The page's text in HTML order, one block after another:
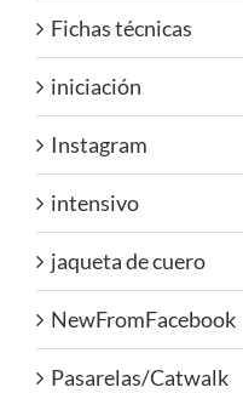
Fichas técnicas
iniciación
Instagram
intensivo
jaqueta de cuero
NewFromFacebook
Pasarelas/Catwalk